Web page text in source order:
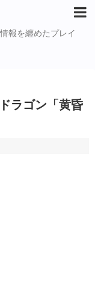
報を纏めたプレイ
ラゴン「黄昏